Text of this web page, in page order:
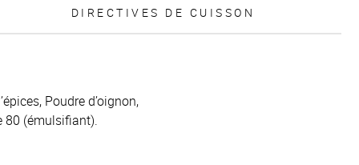
DIRECTIVES DE CUISSON
Poudre d’oignon,
80 (émulsifiant).